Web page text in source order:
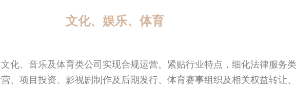
文化、娱乐、体育
化、音乐及体育类公司实现合规运营。紧贴行业特点，细化法律服务
、项目投资、影视剧制作及后期发行、体育赛事组织及相关权益转让